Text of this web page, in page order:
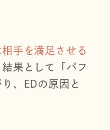
相手を満足させる
結果として「パフ
、EDの原因と